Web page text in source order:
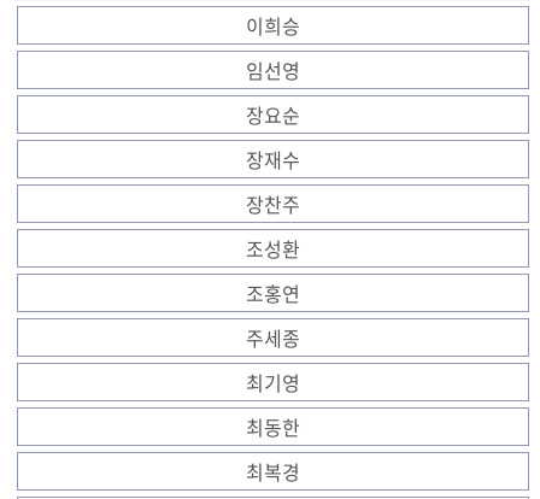
이희승
임선영
장요순
장재수
장찬주
조성환
조홍연
주세종
최기영
최동한
최복경